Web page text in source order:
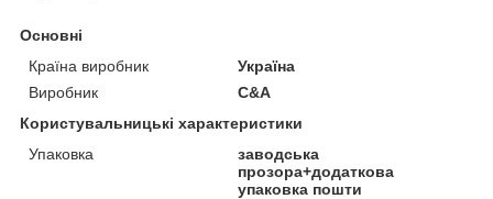
Основні
Країна виробник
Україна
Виробник
C&A
Користувальницькі характеристики
Упаковка
заводська
прозора+додаткова
упаковка пошти